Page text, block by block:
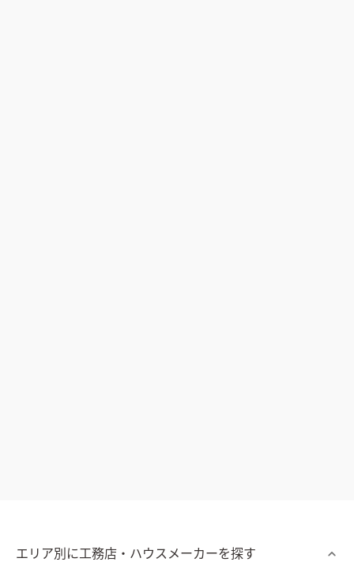
エリア別に工務店・ハウスメーカーを探す